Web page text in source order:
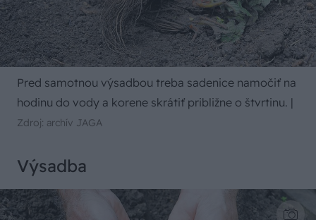
Pred samotnou výsadbou treba sadenice namočiť na
hodinu do vody a korene skrátiť približne o štvrtinu. |
Zdroj: archív JAGA
Výsadba